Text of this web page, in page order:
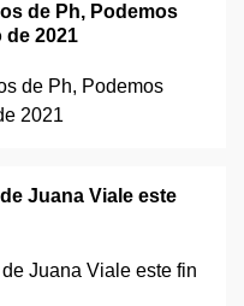
de Ph, Podemos
de 2021
Juana Viale este